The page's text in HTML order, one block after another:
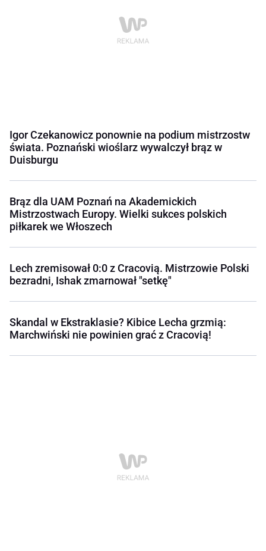
Igor Czekanowicz ponownie na podium mistrzostw
świata. Poznański wioślarz wywalczył brąz w
Duisburgu
Brąz dla UAM Poznań na Akademickich
Mistrzostwach Europy. Wielki sukces polskich
piłkarek we Włoszech
Lech zremisował 0:0 z Cracovią. Mistrzowie Polski
bezradni, Ishak zmarnował "setkę"
Skandal w Ekstraklasie? Kibice Lecha grzmią:
Marchwiński nie powinien grać z Cracovią!